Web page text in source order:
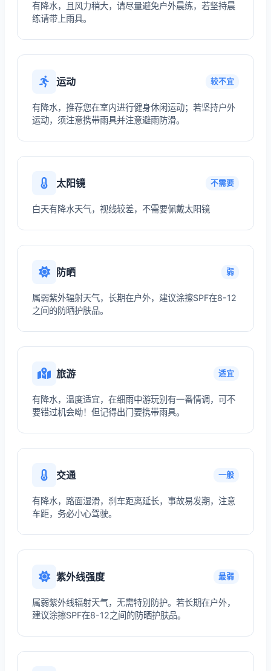
有降水，且风力稍大，请尽量避免户外晨练，若坚持晨
练请带上雨具。
运动 较不宜
有降水，推荐您在室内进行健身休闲运动；若坚持户外
运动，须注意携带雨具并注意避雨防滑。
太阳镜 不需要
白天有降水天气，视线较差，不需要佩戴太阳镜
防晒 弱
属弱紫外辐射天气，长期在户外，建议涂擦SPF在8-12
之间的防晒护肤品。
旅游 适宜
有降水，温度适宜，在细雨中游玩别有一番情调，可不
要错过机会呦！但记得出门要携带雨具。
交通 一般
有降水，路面湿滑，刹车距离延长，事故易发期，注意
车距，务必小心驾驶。
紫外线强度 最弱
属弱紫外线辐射天气，无需特别防护。若长期在户外，
建议涂擦SPF在8-12之间的防晒护肤品。